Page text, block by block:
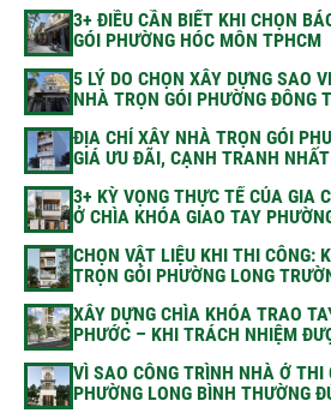
3+ ĐIỀU CẦN BIẾT KHI CHỌN
GÓI PHƯỜNG HÓC MÔN TPHCM
5 LÝ DO CHỌN XÂY DỰNG SAO
NHÀ TRỌN GÓI PHƯỜNG ĐÔNG
ĐỊA CHỈ XÂY NHÀ TRỌN GÓI
GIÁ ƯU ĐÃI, CẠNH TRANH
3+ KỲ VỌNG THỰC TẾ CỦA GIA
Ở CHÌA KHÓA GIAO TAY
CHỌN VẬT LIỆU KHI THI CÔNG:
TRỌN GÓI PHƯỜNG LONG
XÂY DỰNG CHÌA KHÓA TRAO
PHƯỚC – KHI TRÁCH NHIỆM
VÌ SAO CÔNG TRÌNH NHÀ Ở THI
PHƯỜNG LONG BÌNH THƯỜNG